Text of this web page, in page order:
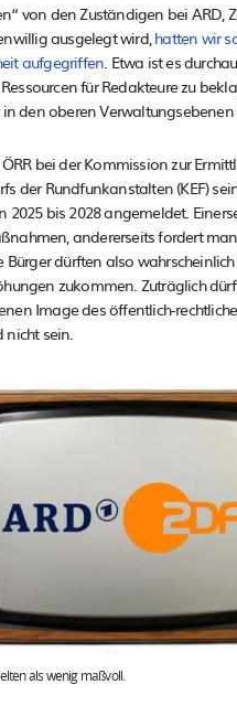
von den Zuständigen bei ARD,
ausgelegt wird, hatten wir
aufgegriffen . Etwa ist es
für Redakteure zu
den oberen
ÖRR bei der Kommission zur
der Rundfunkanstalten (KEF)
2025 bis 2028 angemeldet.
andererseits fordert
Bürger dürften also
zukommen. Zuträglich
Image des öffentlich-
sein.
als wenig maßvoll.